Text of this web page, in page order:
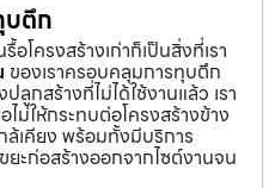
บตึก
โครงสร้างเก่าก็เป็นสิ่งที่เรา
ของเราครอบคลุมการทุบตึก
ลูกสร้างที่ไม่ได้ใช้งานแล้ว เรา
ม่ให้กระทบต่อโครงสร้างข้าง
ล้เคียง พร้อมทั้งมีบริการ
ะก่อสร้างออกจากไซต์งานจน